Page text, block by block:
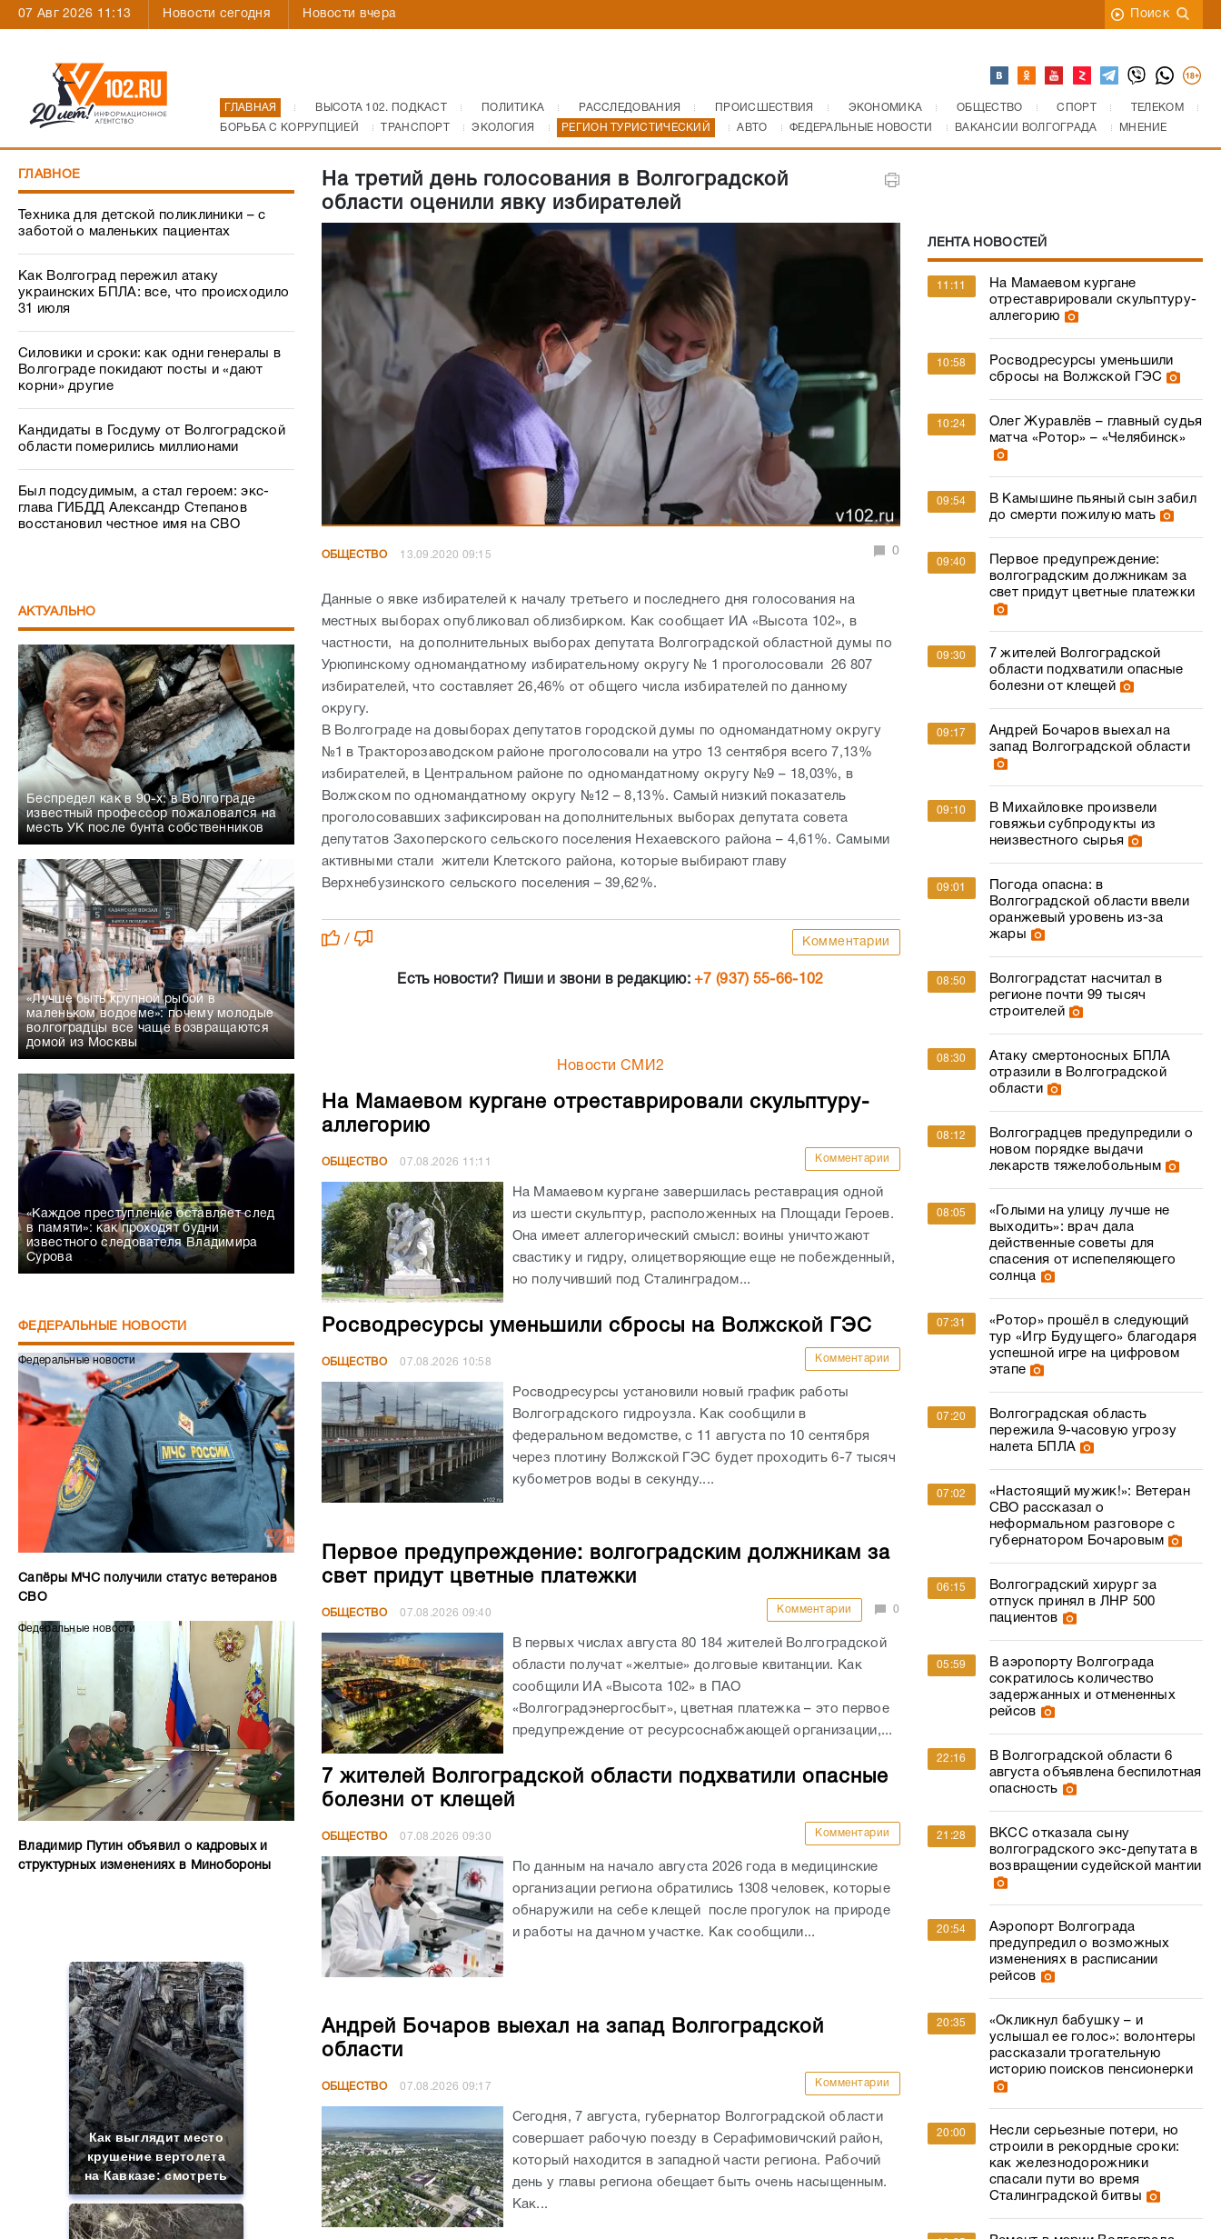
07 Авг 2026 11:13 Новости сегодня Новости вчера Поиск
ГЛАВНАЯ ВЫСОТА 102. ПОДКАСТ ПОЛИТИКА РАССЛЕДОВАНИЯ ПРОИСШЕСТВИЯ ЭКОНОМИКА ОБЩЕСТВО СПОРТ
ТЕЛЕКОМ
БОРЬБА С КОРРУПЦИЕЙ
ТРАНСПОРТ ЭКОЛОГИЯ РЕГИОН ТУРИСТИЧЕСКИЙ АВТО ФЕДЕРАЛЬНЫЕ НОВОСТИ ВАКАНСИИ ВОЛГОГРАДА МНЕНИЕ
ГЛАВНОЕ
Техника для детской поликлиники – с
заботой о маленьких пациентах
Как Волгоград пережил атаку
украинских БПЛА: все, что происходило
31 июля
Силовики и сроки: как одни генералы в
Волгограде покидают посты и «дают
корни» другие
Кандидаты в Госдуму от Волгоградской
области померились миллионами
Был подсудимым, а стал героем: экс-
глава ГИБДД Александр Степанов
восстановил честное имя на СВО
АКТУАЛЬНО
Беспредел как в 90-х: в Волгограде
известный профессор пожаловался на
месть УК после бунта собственников
«Лучше быть крупной рыбой в
маленьком водоеме»: почему молодые
волгоградцы все чаще возвращаются
домой из Москвы
«Каждое преступление оставляет след
в памяти»: как проходят будни
известного следователя Владимира
Сурова
ФЕДЕРАЛЬНЫЕ НОВОСТИ
Федеральные новости
Сапёры МЧС получили статус ветеранов
СВО
Федеральные новости
Владимир Путин объявил о кадровых и
структурных изменениях в Минобороны
Как выглядит место
крушение вертолета
на Кавказе: смотреть
На третий день голосования в Волгоградской
области оценили явку избирателей
ОБЩЕСТВО 13.09.2020 09:15 0
Данные о явке избирателей к началу третьего и последнего дня голосования на
местных выборах опубликовал облизбирком. Как сообщает ИА «Высота 102», в
частности, на дополнительных выборах депутата Волгоградской областной думы по
Урюпинскому одномандатному избирательному округу № 1 проголосовали 26 807
избирателей, что составляет 26,46% от общего числа избирателей по данному
округу.
В Волгограде на довыборах депутатов городской думы по одномандатному округу
№1 в Тракторозаводском районе проголосовали на утро 13 сентября всего 7,13%
избирателей, в Центральном районе по одномандатному округу №9 – 18,03%, в
Волжском по одномандатному округу №12 – 8,13%. Самый низкий показатель
проголосовавших зафиксирован на дополнительных выборах депутата совета
депутатов Захоперского сельского поселения Нехаевского района – 4,61%. Самыми
активными стали жители Клетского района, которые выбирают главу
Верхнебузинского сельского поселения – 39,62%.
/ Комментарии
Есть новости? Пиши и звони в редакцию:+7 (937) 55-66-102
Новости СМИ2
На Мамаевом кургане отреставрировали скульптуру-
аллегорию
ОБЩЕСТВО 07.08.2026 11:11 Комментарии
На Мамаевом кургане завершилась реставрация одной
из шести скульптур, расположенных на Площади Героев.
Она имеет аллегорический смысл: воины уничтожают
свастику и гидру, олицетворяющие еще не побежденный,
но получивший под Сталинградом...
Росводресурсы уменьшили сбросы на Волжской ГЭС
ОБЩЕСТВО 07.08.2026 10:58 Комментарии
Росводресурсы установили новый график работы
Волгоградского гидроузла. Как сообщили в
федеральном ведомстве, с 11 августа по 10 сентября
через плотину Волжской ГЭС будет проходить 6-7 тысяч
кубометров воды в секунду....
Первое предупреждение: волгоградским должникам за
свет придут цветные платежки
ОБЩЕСТВО 07.08.2026 09:40 Комментарии 0
В первых числах августа 80 184 жителей Волгоградской
области получат «желтые» долговые квитанции. Как
сообщили ИА «Высота 102» в ПАО
«Волгоградэнергосбыт», цветная платежка – это первое
предупреждение от ресурсоснабжающей организации,...
7 жителей Волгоградской области подхватили опасные
болезни от клещей
ОБЩЕСТВО 07.08.2026 09:30 Комментарии
По данным на начало августа 2026 года в медицинские
организации региона обратились 1308 человек, которые
обнаружили на себе клещей после прогулок на природе
и работы на дачном участке. Как сообщили...
Андрей Бочаров выехал на запад Волгоградской
области
ОБЩЕСТВО 07.08.2026 09:17 Комментарии
Сегодня, 7 августа, губернатор Волгоградской области
совершает рабочую поезду в Серафимовичский район,
который находится в западной части региона. Рабочий
день у главы региона обещает быть очень насыщенным.
Как...
ЛЕНТА НОВОСТЕЙ
11:11
На Мамаевом кургане
отреставрировали скульптуру-
аллегорию
10:58
Росводресурсы уменьшили
сбросы на Волжской ГЭС
10:24
Олег Журавлёв – главный судья
матча «Ротор» – «Челябинск»
09:54
В Камышине пьяный сын забил
до смерти пожилую мать
09:40
Первое предупреждение:
волгоградским должникам за
свет придут цветные платежки
09:30
7 жителей Волгоградской
области подхватили опасные
болезни от клещей
09:17
Андрей Бочаров выехал на
запад Волгоградской области
09:10
В Михайловке произвели
говяжьи субпродукты из
неизвестного сырья
09:01
Погода опасна: в
Волгоградской области ввели
оранжевый уровень из-за
жары
08:50
Волгоградстат насчитал в
регионе почти 99 тысяч
строителей
08:30
Атаку смертоносных БПЛА
отразили в Волгоградской
области
08:12
Волгоградцев предупредили о
новом порядке выдачи
лекарств тяжелобольным
08:05
«Голыми на улицу лучше не
выходить»: врач дала
действенные советы для
спасения от испепеляющего
солнца
07:31
«Ротор» прошёл в следующий
тур «Игр Будущего» благодаря
успешной игре на цифровом
этапе
07:20
Волгоградская область
пережила 9-часовую угрозу
налета БПЛА
07:02
«Настоящий мужик!»: Ветеран
СВО рассказал о
неформальном разговоре с
губернатором Бочаровым
06:15
Волгоградский хирург за
отпуск принял в ЛНР 500
пациентов
05:59
В аэропорту Волгограда
сократилось количество
задержанных и отмененных
рейсов
22:16
В Волгоградской области 6
августа объявлена беспилотная
опасность
21:28
ВКСС отказала сыну
волгоградского экс-депутата в
возвращении судейской мантии
20:54
Аэропорт Волгограда
предупредил о возможных
изменениях в расписании
рейсов
20:35
«Окликнул бабушку – и
услышал ее голос»: волонтеры
рассказали трогательную
историю поисков пенсионерки
20:00
Несли серьезные потери, но
строили в рекордные сроки:
как железнодорожники
спасали пути во время
Сталинградской битвы